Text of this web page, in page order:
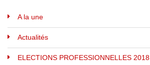
A la une
Actualités
ELECTIONS PROFESSIONNELLES 2018